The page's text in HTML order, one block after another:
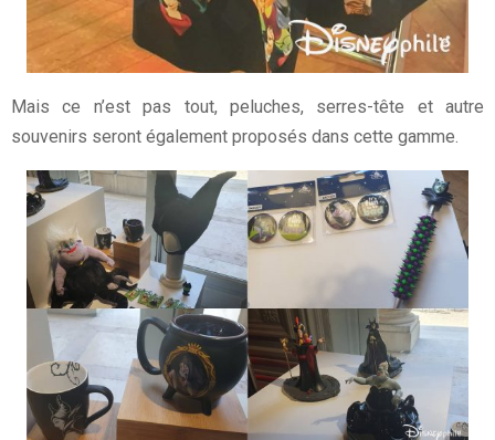
Mais ce n’est pas tout, peluches, serres-tête et autre
souvenirs seront également proposés dans cette gamme.